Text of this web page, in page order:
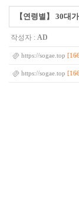
【연령별】 30대
작성자 : AD
https://sogae.top
https://sogae.top